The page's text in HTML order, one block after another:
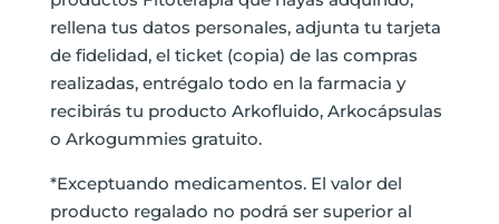
rellena tus datos personales, adjunta tu tarjeta
de fidelidad, el ticket (copia) de las compras
realizadas, entrégalo todo en la farmacia y
recibirás tu producto Arkofluido, Arkocápsulas
o Arkogummies gratuito.
*Exceptuando medicamentos. El valor del
producto regalado no podrá ser superior al